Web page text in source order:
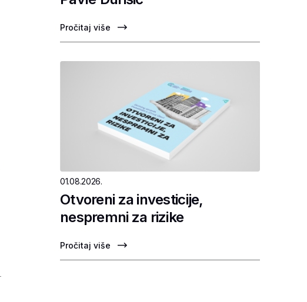
Pročitaj više
01.08.2026.
Otvoreni za investicije,
nespremni za rizike
Pročitaj više